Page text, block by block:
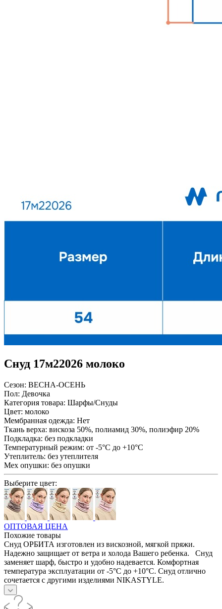
Снуд 17м22026 молоко
Сезон: ВЕСНА-ОСЕНЬ
Пол: Девочка
Категория товара: Шарфы/Снуды
Цвет: молоко
Мембранная одежда: Нет
Ткань верха: вискоза 50%, полиамид 30%, полиэфир 20%
Подкладка: без подкладки
Температурный режим: от -5°С до +10°С
Утеплитель: без утеплителя
Мех опушки: без опушки
Выберите цвет:
ОПТОВАЯ ЦЕНА
Похожие товары
Снуд ОРБИТА изготовлен из вискозной, мягкой пряжи.
Надежно защищает от ветра и холода Вашего ребенка. Снуд
заменяет шарф, быстро и удобно надевается. Комфортная
температура эксплуатации от -5°С до +10°С. Снуд отлично
сочетается с другими изделиями NIKASTYLE.